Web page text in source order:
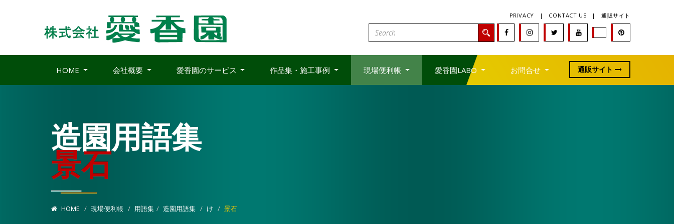
PRIVACY | CONTACT US | 通販サイト
HOME 会社概要 愛香園のサービス 作品集・施工事例 現場便利帳 愛香園LABO お問合せ 通販サイト
造園用語集
景石
HOME 現場便利帳 用語集 造園用語集 け 景石